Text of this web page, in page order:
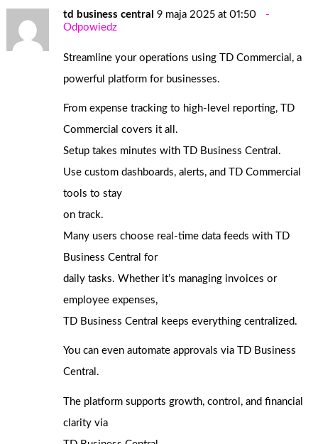
td business central
9 maja 2025 at 01:50
Odpowiedz
Streamline your operations using TD Commercial, a
powerful platform for businesses.
From expense tracking to high-level reporting, TD
Commercial covers it all.
Setup takes minutes with TD Business Central.
Use custom dashboards, alerts, and TD Commercial
tools to stay
on track.
Many users choose real-time data feeds with TD
Business Central for
daily tasks. Whether it’s managing invoices or
employee expenses,
TD Business Central keeps everything centralized.
You can even automate approvals via TD Business
Central.
The platform supports growth, control, and financial
clarity via